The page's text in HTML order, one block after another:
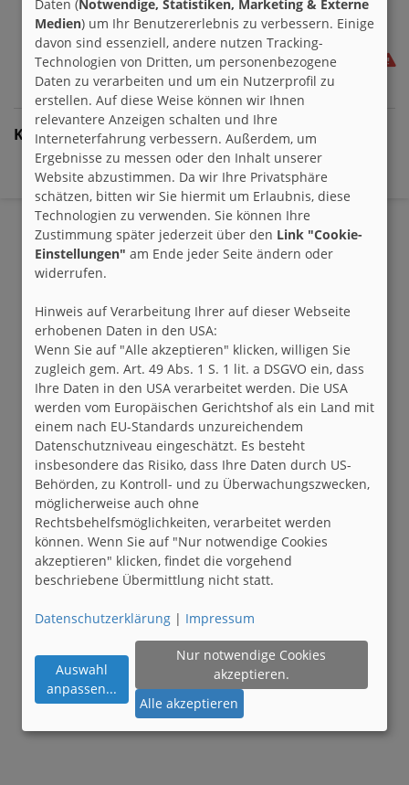
Kommentare:
- Keine Kommentare zu diesem Eintrag -
Daten (Notwendige, Statistiken, Marketing & Externe
Medien) um Ihr Benutzererlebnis zu verbessern. Einige
davon sind essenziell, andere nutzen Tracking-
Technologien von Dritten, um personenbezogene
Daten zu verarbeiten und um ein Nutzerprofil zu
erstellen. Auf diese Weise können wir Ihnen
relevantere Anzeigen schalten und Ihre
Interneterfahrung verbessern. Außerdem, um
Ergebnisse zu messen oder den Inhalt unserer
Website abzustimmen. Da wir Ihre Privatsphäre
schätzen, bitten wir Sie hiermit um Erlaubnis, diese
Technologien zu verwenden. Sie können Ihre
Zustimmung später jederzeit über den Link "Cookie-
Einstellungen" am Ende jeder Seite ändern oder
widerrufen.
Hinweis auf Verarbeitung Ihrer auf dieser Webseite
erhobenen Daten in den USA:
Wenn Sie auf "Alle akzeptieren" klicken, willigen Sie
zugleich gem. Art. 49 Abs. 1 S. 1 lit. a DSGVO ein, dass
Ihre Daten in den USA verarbeitet werden. Die USA
werden vom Europäischen Gerichtshof als ein Land mit
einem nach EU-Standards unzureichendem
Datenschutzniveau eingeschätzt. Es besteht
insbesondere das Risiko, dass Ihre Daten durch US-
Behörden, zu Kontroll- und zu Überwachungszwecken,
möglicherweise auch ohne
Rechtsbehelfsmöglichkeiten, verarbeitet werden
können. Wenn Sie auf "Nur notwendige Cookies
akzeptieren" klicken, findet die vorgehend
beschriebene Übermittlung nicht statt.
Datenschutzerklärung | Impressum
Auswahl
anpassen...
Nur notwendige Cookies
akzeptieren.
Alle akzeptieren